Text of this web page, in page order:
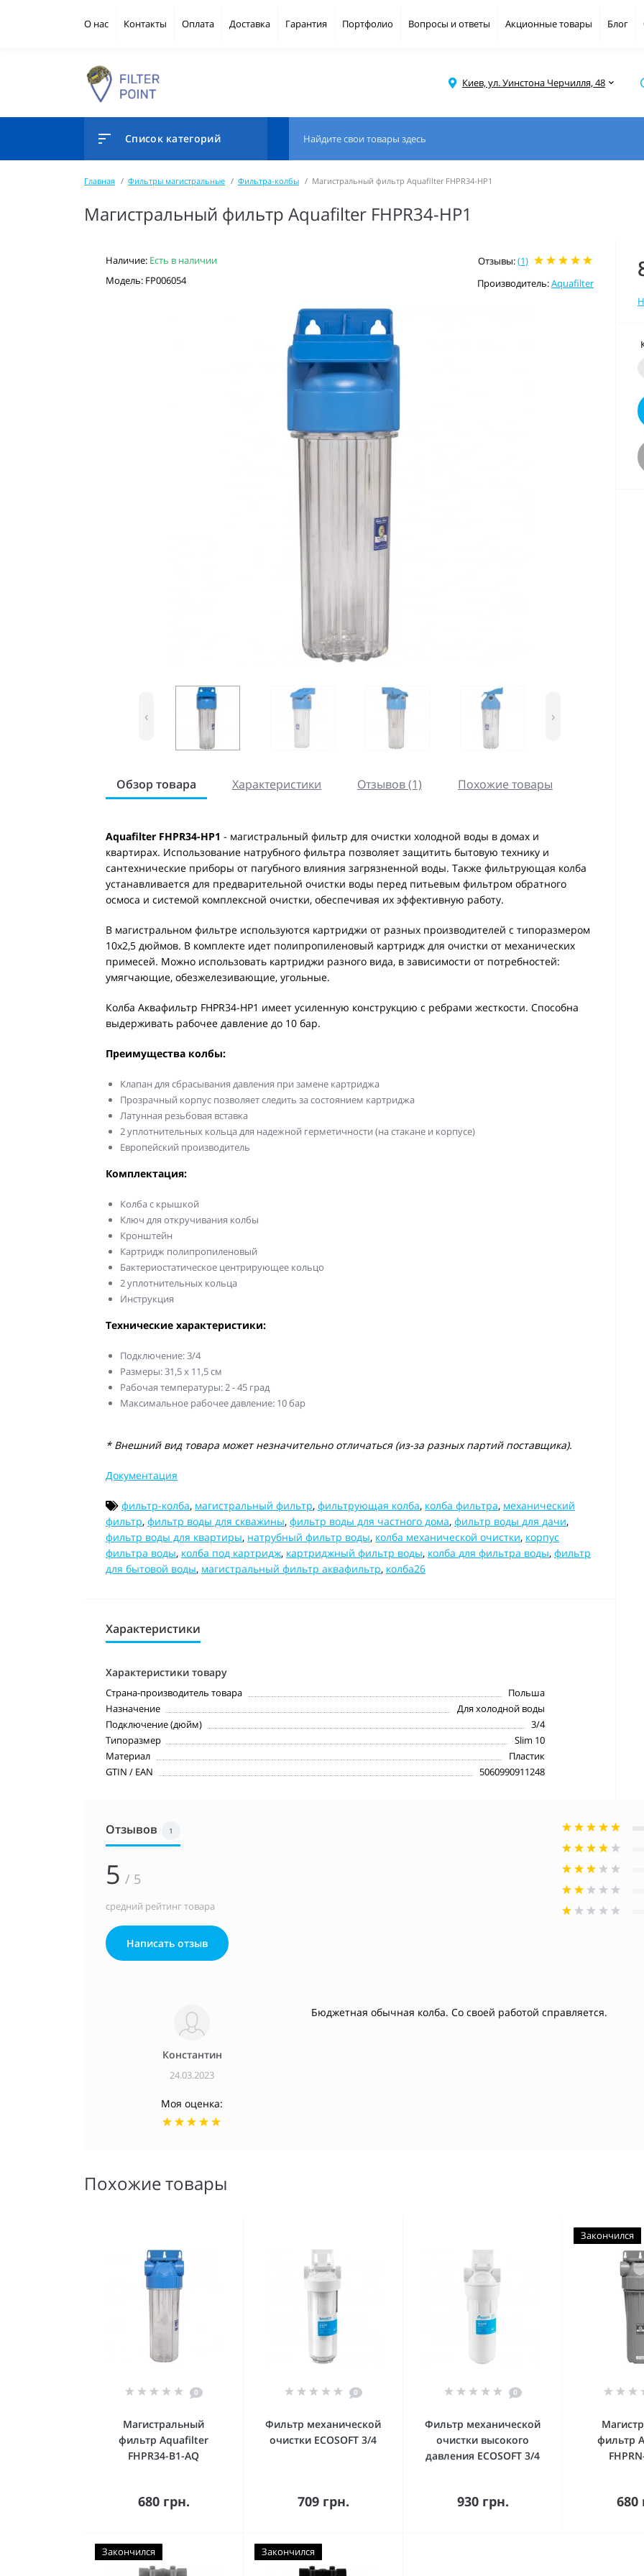
О нас Контакты Оплата Доставка Гарантия Портфолио Вопросы и ответы Акционные товары Блог
Киев, ул. Уинстона Черчилля, 48
Список категорий
Главная Фильтры магистральные Фильтра-колбы Магистральный фильтр Aquafilter FHPR34-HP1
Магистральный фильтр Aquafilter FHPR34-HP1
Наличие: Есть в наличии
Модель: FP006054
Отзывы:(1)
Производитель:Aquafilter
‹ ›
Обзор товара Характеристики Отзывов (1) Похожие товары
Aquafilter FHPR34-HP1 - магистральный фильтр для очистки холодной воды в домах и
квартирах. Использование натрубного фильтра позволяет защитить бытовую технику и
сантехнические приборы от пагубного влияния загрязненной воды. Также фильтрующая колба
устанавливается для предварительной очистки воды перед питьевым фильтром обратного
осмоса и системой комплексной очистки, обеспечивая их эффективную работу.
В магистральном фильтре используются картриджи от разных производителей с типоразмером
10х2,5 дюймов. В комплекте идет полипропиленовый картридж для очистки от механических
примесей. Можно использовать картриджи разного вида, в зависимости от потребностей:
умягчающие, обезжелезивающие, угольные.
Колба Аквафильтр FHPR34-HP1 имеет усиленную конструкцию с ребрами жесткости. Способна
выдерживать рабочее давление до 10 бар.
Преимущества колбы:
Клапан для сбрасывания давления при замене картриджа
Прозрачный корпус позволяет следить за состоянием картриджа
Латунная резьбовая вставка
2 уплотнительных кольца для надежной герметичности (на стакане и корпусе)
Европейский производитель
Комплектация:
Колба с крышкой
Ключ для откручивания колбы
Кронштейн
Картридж полипропиленовый
Бактериостатическое центрирующее кольцо
2 уплотнительных кольца
Инструкция
Технические характеристики:
Подключение: 3/4
Размеры: 31,5 х 11,5 см
Рабочая температуры: 2 - 45 град
Максимальное рабочее давление: 10 бар
* Внешний вид товара может незначительно отличаться (из-за разных партий поставщика).
Документация
фильтр-колба, магистральный фильтр, фильтрующая колба, колба фильтра, механический
фильтр, фильтр воды для скважины, фильтр воды для частного дома, фильтр воды для дачи,
фильтр воды для квартиры, натрубный фильтр воды, колба механической очистки, корпус
фильтра воды, колба под картридж, картриджный фильтр воды, колба для фильтра воды, фильтр
для бытовой воды, магистральный фильтр аквафильтр, колба26
Характеристики
Характеристики товару
Страна-производитель товара
Польша
Назначение
Для холодной воды
Подключение (дюйм)
3/4
Типоразмер
Slim 10
Материал
Пластик
GTIN / EAN
5060990911248
Отзывов 1
5 / 5
средний рейтинг товара
Написать отзыв
Константин
24.03.2023
Моя оценка:
Бюджетная обычная колба. Со своей работой справляется.
Похожие товары
0
Магистральный
фильтр Aquafilter
FHPR34-B1-AQ
680 грн.
Купить
0
Фильтр механической
очистки ECOSOFT 3/4
709 грн.
Купить
0
Фильтр механической
очистки высокого
давления ECOSOFT 3/4
930 грн.
Купить
Закончился
фильтр
680
Закончился Закончился